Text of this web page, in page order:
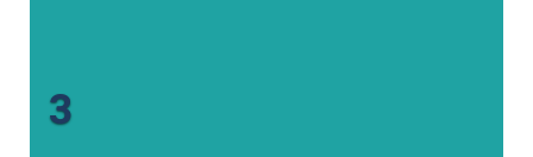
3